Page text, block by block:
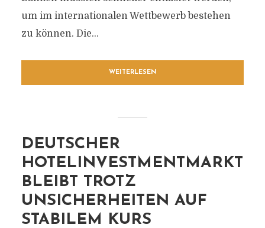
um im internationalen Wettbewerb bestehen
zu können. Die...
WEITERLESEN
DEUTSCHER
HOTELINVESTMENTMARKT
BLEIBT TROTZ
UNSICHERHEITEN AUF
STABILEM KURS